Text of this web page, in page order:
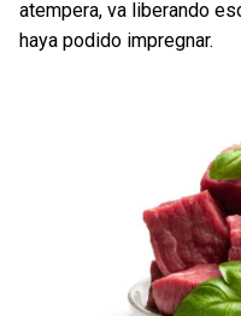
atempera, va liberando
haya podido impregnar.